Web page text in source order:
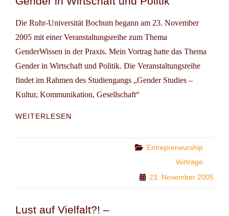
Die Ruhr-Universität Bochum begann am 23. November
2005 mit einer Veranstaltungsreihe zum Thema
GenderWissen in der Praxis. Mein Vortrag hatte das Thema
Gender in Wirtschaft und Politik. Die Veranstaltungsreihe
findet im Rahmen des Studiengangs „Gender Studies –
Kultur, Kommunikation, Gesellschaft“
WEITERLESEN
Categories
Entrepreneurship
Vorträge
23. November 2005
Lust auf Vielfalt?! –